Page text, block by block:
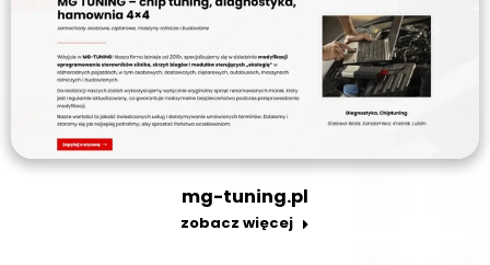
mg-tuning.pl
zobacz więcej